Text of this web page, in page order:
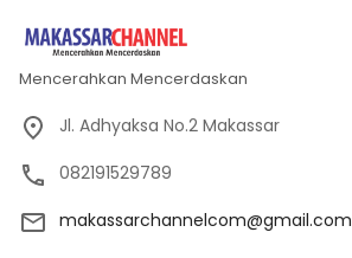
Mencerahkan Mencerdaskan
Jl. Adhyaksa No.2 Makassar
082191529789
makassarchannelcom@gmail.com